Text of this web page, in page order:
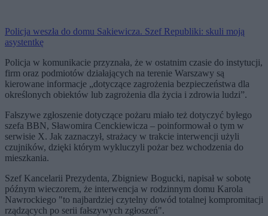
Policja weszła do domu Sakiewicza. Szef Republiki: skuli moją
asystentkę
Policja w komunikacie przyznała, że w ostatnim czasie do instytucji,
firm oraz podmiotów działających na terenie Warszawy są
kierowane informacje „dotyczące zagrożenia bezpieczeństwa dla
określonych obiektów lub zagrożenia dla życia i zdrowia ludzi”.
Fałszywe zgłoszenie dotyczące pożaru miało też dotyczyć byłego
szefa BBN, Sławomira Cenckiewicza – poinformował o tym w
serwisie X. Jak zaznaczył, strażacy w trakcie interwencji użyli
czujników, dzięki którym wykluczyli pożar bez wchodzenia do
mieszkania.
Szef Kancelarii Prezydenta, Zbigniew Bogucki, napisał w sobotę
późnym wieczorem, że interwencja w rodzinnym domu Karola
Nawrockiego "to najbardziej czytelny dowód totalnej kompromitacji
rządzących po serii fałszywych zgłoszeń".